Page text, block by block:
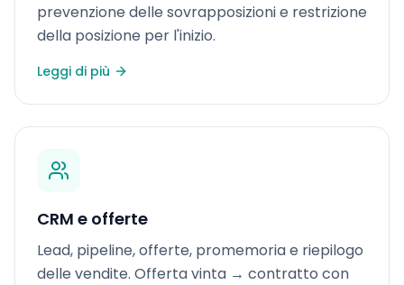
prevenzione delle sovrapposizioni e restrizione
della posizione per l'inizio.
Leggi di più
CRM e offerte
Lead, pipeline, offerte, promemoria e riepilogo
delle vendite. Offerta vinta → contratto con